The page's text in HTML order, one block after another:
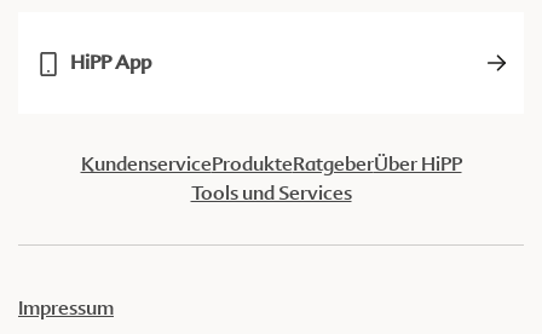
HiPP App
KundenserviceProdukteRatgeberÜber HiPP
Tools und Services
Impressum